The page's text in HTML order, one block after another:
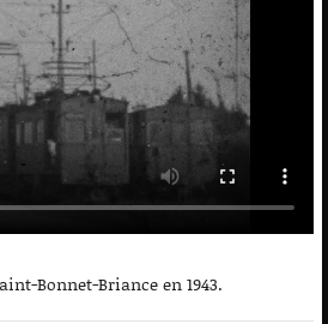
Bonnet-Briance en 1943.